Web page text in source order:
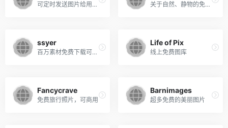
可定时发送图片给用户的免费图库网站 关于自然、静物的免费摄影图库
ssyer
百万素材免费下载可商用
Life of Pix
线上免费图库
Fancycrave
免费旅行照片，可商用
Barnimages
超多免费的美丽图片